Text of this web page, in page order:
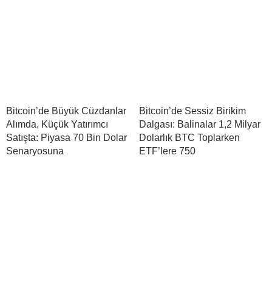
Bitcoin’de Büyük Cüzdanlar
Alımda, Küçük Yatırımcı
Satışta: Piyasa 70 Bin Dolar
Senaryosuna
Bitcoin’de Sessiz Birikim
Dalgası: Balinalar 1,2 Milyar
Dolarlık BTC Toplarken
ETF’lere 750